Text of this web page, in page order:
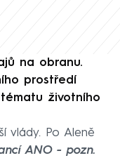
na obranu.
prostředí
životního
vlády. Po Aleně
ANO - pozn.